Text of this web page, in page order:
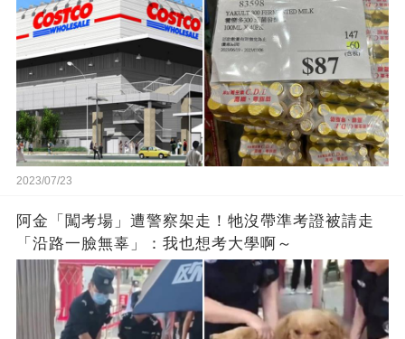
2023/07/23
阿金「闖考場」遭警察架走！牠沒帶準考證被請走
「沿路一臉無辜」：我也想考大學啊～